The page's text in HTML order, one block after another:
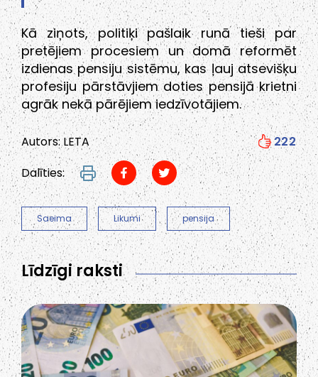
Kā ziņots, politiķi pašlaik runā tieši par
pretējiem procesiem un domā reformēt
izdienas pensiju sistēmu, kas ļauj atsevišķu
profesiju pārstāvjiem doties pensijā krietni
agrāk nekā pārējiem iedzīvotājiem.
Autors: LETA
222
Dalīties:
Saeima Likumi pensija
Līdzīgi raksti